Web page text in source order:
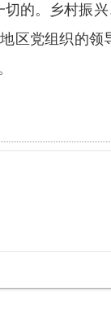
切的。乡村振
区党组织的